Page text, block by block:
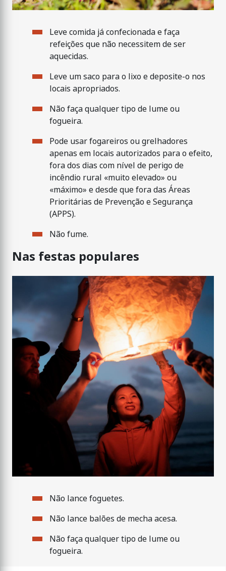
Leve comida já confecionada e faça
refeições que não necessitem de ser
aquecidas.
Leve um saco para o lixo e deposite-o nos
locais apropriados.
Não faça qualquer tipo de lume ou
fogueira.
Pode usar fogareiros ou grelhadores
apenas em locais autorizados para o efeito,
fora dos dias com nível de perigo de
incêndio rural «muito elevado» ou
«máximo» e desde que fora das Áreas
Prioritárias de Prevenção e Segurança
(APPS).
Não fume.
Nas festas populares
Não lance foguetes.
Não lance balões de mecha acesa.
Não faça qualquer tipo de lume ou
fogueira.